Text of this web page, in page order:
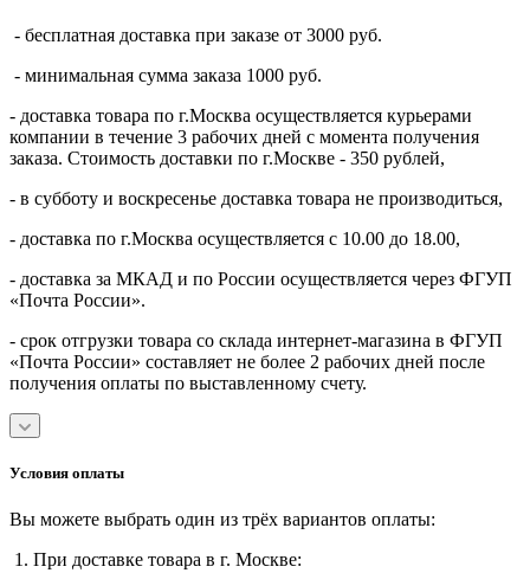
- бесплатная доставка при заказе от 3000 руб.
- минимальная сумма заказа 1000 руб.
- доставка товара по г.Москва осуществляется курьерами
компании в течение 3 рабочих дней с момента получения
заказа. Стоимость доставки по г.Москве - 350 рублей,
- в субботу и воскресенье доставка товара не производиться,
- доставка по г.Москва осуществляется с 10.00 до 18.00,
- доставка за МКАД и по России осуществляется через ФГУП
«Почта России».
- срок отгрузки товара со склада интернет-магазина в ФГУП
«Почта России» составляет не более 2 рабочих дней после
получения оплаты по выставленному счету.
Условия оплаты
Вы можете выбрать один из трёх вариантов оплаты:
1. При доставке товара в г. Москве: